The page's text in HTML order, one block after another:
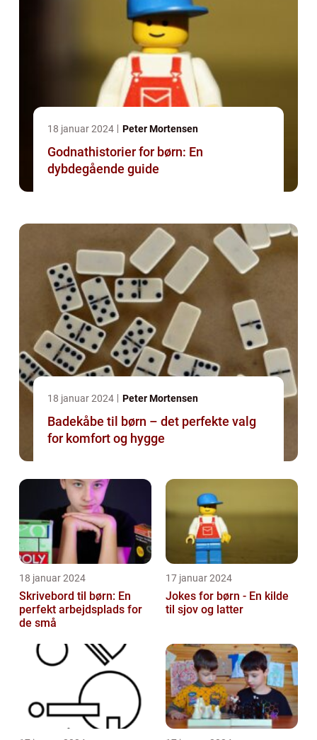
18 januar 2024 Peter Mortensen
Godnathistorier for børn: En
dybdegående guide
18 januar 2024 Peter Mortensen
Badekåbe til børn – det perfekte valg
for komfort og hygge
18 januar 2024
Skrivebord til børn: En
perfekt arbejdsplads for
de små
17 januar 2024
Jokes for børn - En kilde
til sjov og latter